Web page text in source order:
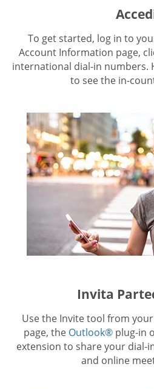
To get started, log in to
Account Information page,
international dial-in numbers.
to see the in-
Invita
Use the Invite tool from
page, the Outlook® plug-in
extension to share your dial-
and online